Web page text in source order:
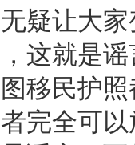
疑让大
这就是
移民护
完全可